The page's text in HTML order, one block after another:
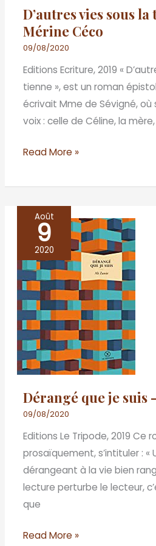
D’autres vies sous la
Mérine Céco
09/08/2020
Editions Ecriture, 2019 «
tienne », est un roman
écrivait Mme de Sévigné,
voix : celle de Céline, la
Read More »
Août
9
2020
Dérangé que je suis
09/08/2020
Editions Le Tripode, 2019 Ce
prosaïquement, s’intituler : «
dérangeant à la vie bien
lecture perturbe le lecteur,
que
Dérangé
que
je
suis
–
Ali
Zamir
Read More »